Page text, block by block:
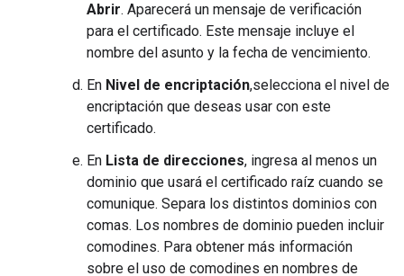
Abrir. Aparecerá un mensaje de verificación
para el certificado. Este mensaje incluye el
nombre del asunto y la fecha de vencimiento.
En Nivel de encriptación,selecciona el nivel de
encriptación que deseas usar con este
certificado.
En Lista de direcciones, ingresa al menos un
dominio que usará el certificado raíz cuando se
comunique. Separa los distintos dominios con
comas. Los nombres de dominio pueden incluir
comodines. Para obtener más información
sobre el uso de comodines en nombres de